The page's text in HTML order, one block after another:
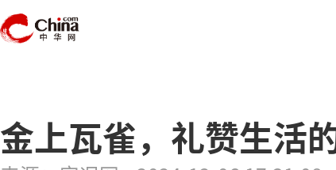
金上瓦雀，礼赞生活